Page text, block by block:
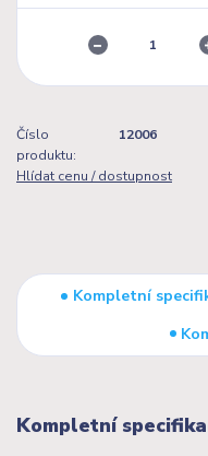
Číslo
produktu:
12006
Hlídat cenu / dostupnost
Kompletní
Kompletní